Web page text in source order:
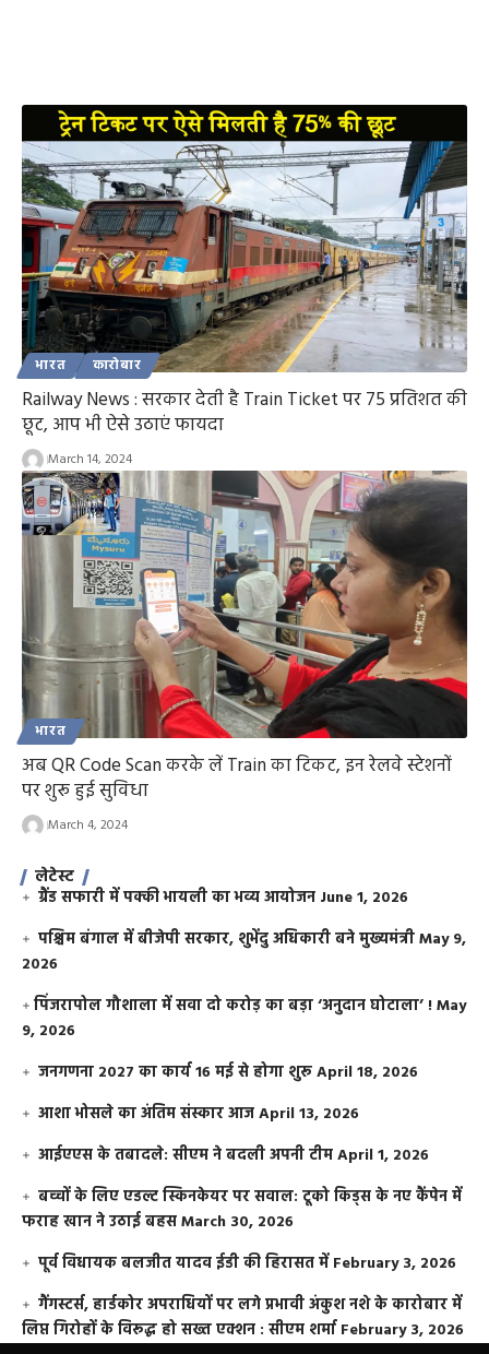
भारत कारोबार
Railway News : सरकार देती है Train Ticket पर 75 प्रतिशत की
छूट, आप भी ऐसे उठाएं फायदा
March 14, 2024
भारत
अब QR Code Scan करके लें Train का टिकट, इन रेलवे स्टेशनों
पर शुरू हुई सुविधा
March 4, 2024
लेटेस्ट
ग्रैंड सफारी में पक्की भायली का भव्य आयोजन June 1, 2026
पश्चिम बंगाल में बीजेपी सरकार, शुभेंदु अधिकारी बने मुख्यमंत्रीMay 9,
2026
​पिंजरापोल गौशाला में सवा दो करोड़ का बड़ा ‘अनुदान घोटाला’ !May
9, 2026
जनगणना 2027 का कार्य 16 मई से होगा शुरूApril 18, 2026
आशा भोसले का अंतिम संस्कार आजApril 13, 2026
आईएएस के तबादले: सीएम ने बदली अपनी टीमApril 1, 2026
बच्चों के लिए एडल्ट स्किनकेयर पर सवाल: टूको किड्स के नए कैंपेन में
फराह खान ने उठाई बहसMarch 30, 2026
पूर्व विधायक बलजीत यादव ईडी की हिरासत में February 3, 2026
गैंगस्टर्स, हार्डकोर अपराधियों पर लगे प्रभावी अंकुश नशे के कारोबार में
लिप्त गिरोहों के विरूद्ध हो सख्त एक्शन : सीएम शर्मा February 3, 2026